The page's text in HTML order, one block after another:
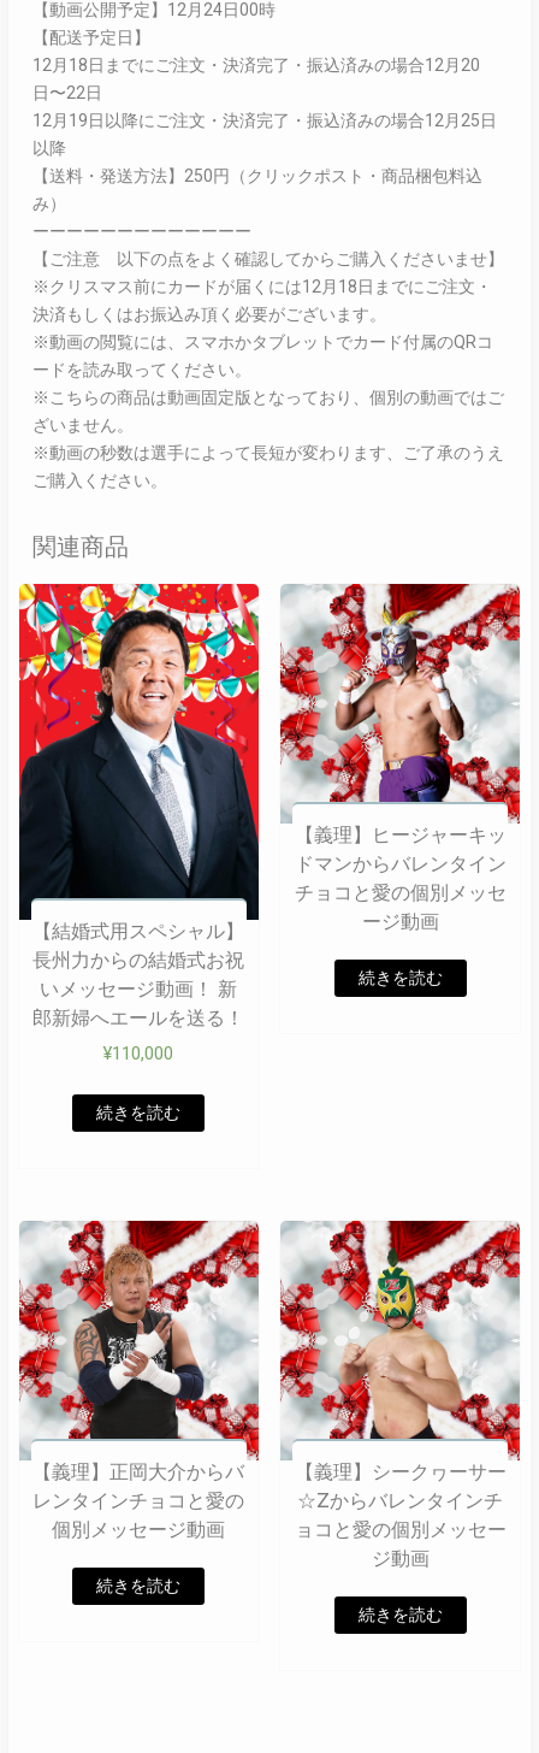
【動画公開予定】12月24日00時
【配送予定日】
12月18日までにご注文・決済完了・振込済みの場合12月20
日〜22日
12月19日以降にご注文・決済完了・振込済みの場合12月25日
以降
【送料・発送方法】250円（クリックポスト・商品梱包料込
み）
ーーーーーーーーーーーーー
【ご注意 以下の点をよく確認してからご購入くださいませ】
※クリスマス前にカードが届くには12月18日までにご注文・
決済もしくはお振込み頂く必要がございます。
※動画の閲覧には、スマホかタブレットでカード付属のQRコ
ードを読み取ってください。
※こちらの商品は動画固定版となっており、個別の動画ではご
ざいません。
※動画の秒数は選手によって長短が変わります、ご了承のうえ
ご購入ください。
関連商品
【結婚式用スペシャル】
長州力からの結婚式お祝
いメッセージ動画！ 新
郎新婦へエールを送る！
¥110,000
続きを読む
【義理】ヒージャーキッ
ドマンからバレンタイン
チョコと愛の個別メッセ
ージ動画
続きを読む
【義理】正岡大介からバ
レンタインチョコと愛の
個別メッセージ動画
続きを読む
【義理】シークヮーサー
☆Zからバレンタインチ
ョコと愛の個別メッセー
ジ動画
続きを読む